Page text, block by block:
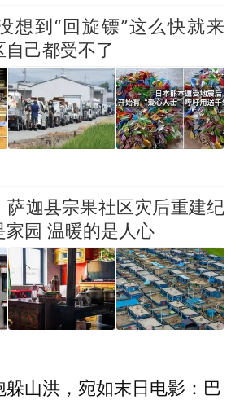
想到“回旋镖”这么快就来
自己都受不了
萨迦县宗果社区灾后重建纪
家园 温暖的是人心
躲山洪，宛如末日电影：巴